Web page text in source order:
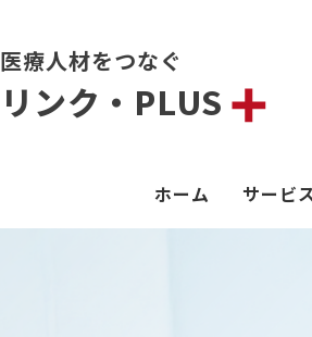
医療人材をつなぐ
リンク・PLUS
ホーム サービ